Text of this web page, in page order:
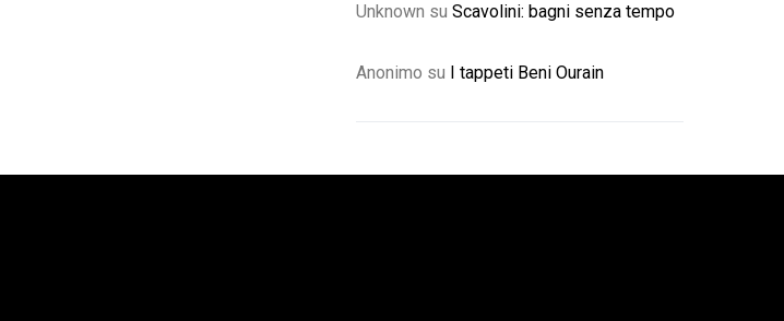
Unknown su Scavolini: bagni senza tempo
Anonimo su I tappeti Beni Ourain